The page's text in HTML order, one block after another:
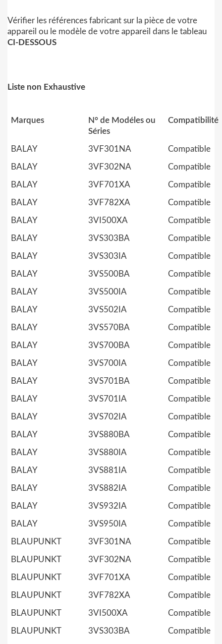
Vérifier les références fabricant sur la pièce de votre
appareil ou le modèle de votre appareil dans le tableau
CI-DESSOUS
Liste non Exhaustive
Marques
N° de Modéles ou
Séries
Compatibilité
BALAY 3VF301NA Compatible
BALAY 3VF302NA Compatible
BALAY 3VF701XA Compatible
BALAY 3VF782XA Compatible
BALAY 3VI500XA Compatible
BALAY 3VS303BA Compatible
BALAY 3VS303IA Compatible
BALAY 3VS500BA Compatible
BALAY 3VS500IA Compatible
BALAY 3VS502IA Compatible
BALAY 3VS570BA Compatible
BALAY 3VS700BA Compatible
BALAY 3VS700IA Compatible
BALAY 3VS701BA Compatible
BALAY 3VS701IA Compatible
BALAY 3VS702IA Compatible
BALAY 3VS880BA Compatible
BALAY 3VS880IA Compatible
BALAY 3VS881IA Compatible
BALAY 3VS882IA Compatible
BALAY 3VS932IA Compatible
BALAY 3VS950IA Compatible
BLAUPUNKT 3VF301NA Compatible
BLAUPUNKT 3VF302NA Compatible
BLAUPUNKT 3VF701XA Compatible
BLAUPUNKT 3VF782XA Compatible
BLAUPUNKT 3VI500XA Compatible
BLAUPUNKT 3VS303BA Compatible